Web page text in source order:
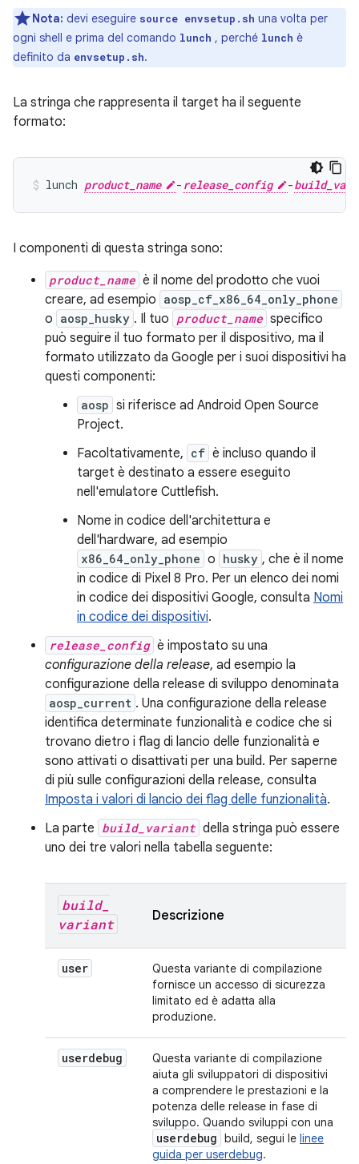
Nota: devi eseguire source envsetup.sh una volta per
ogni shell e prima del comando lunch , perché lunch è
definito da envsetup.sh.
La stringa che rappresenta il target ha il seguente
formato:
lunch product_name - release_config -
I componenti di questa stringa sono:
product_name è il nome del prodotto che vuoi
creare, ad esempio aosp_cf_x86_64_only_phone
o aosp_husky . Il tuo product_name specifico
può seguire il tuo formato per il dispositivo, ma il
formato utilizzato da Google per i suoi dispositivi ha
questi componenti:
aosp si riferisce ad Android Open Source
Project.
Facoltativamente, cf è incluso quando il
target è destinato a essere eseguito
nell'emulatore Cuttlefish.
Nome in codice dell'architettura e
dell'hardware, ad esempio
x86_64_only_phone o husky , che è il nome
in codice di Pixel 8 Pro. Per un elenco dei nomi
in codice dei dispositivi Google, consulta Nomi
in codice dei dispositivi.
release_config è impostato su una
configurazione della release, ad esempio la
configurazione della release di sviluppo denominata
aosp_current . Una configurazione della release
identifica determinate funzionalità e codice che si
trovano dietro i flag di lancio delle funzionalità e
sono attivati o disattivati per una build. Per saperne
di più sulle configurazioni della release, consulta
Imposta i valori di lancio dei flag delle funzionalità.
La parte build_variant della stringa può essere
uno dei tre valori nella tabella seguente:
build_
variant
Descrizione
user
Questa variante di compilazione
fornisce un accesso di sicurezza
limitato ed è adatta alla
produzione.
userdebug
Questa variante di compilazione
aiuta gli sviluppatori di dispositivi
a comprendere le prestazioni e la
potenza delle release in fase di
sviluppo. Quando sviluppi con una
userdebug build, segui le linee
guida per userdebug.